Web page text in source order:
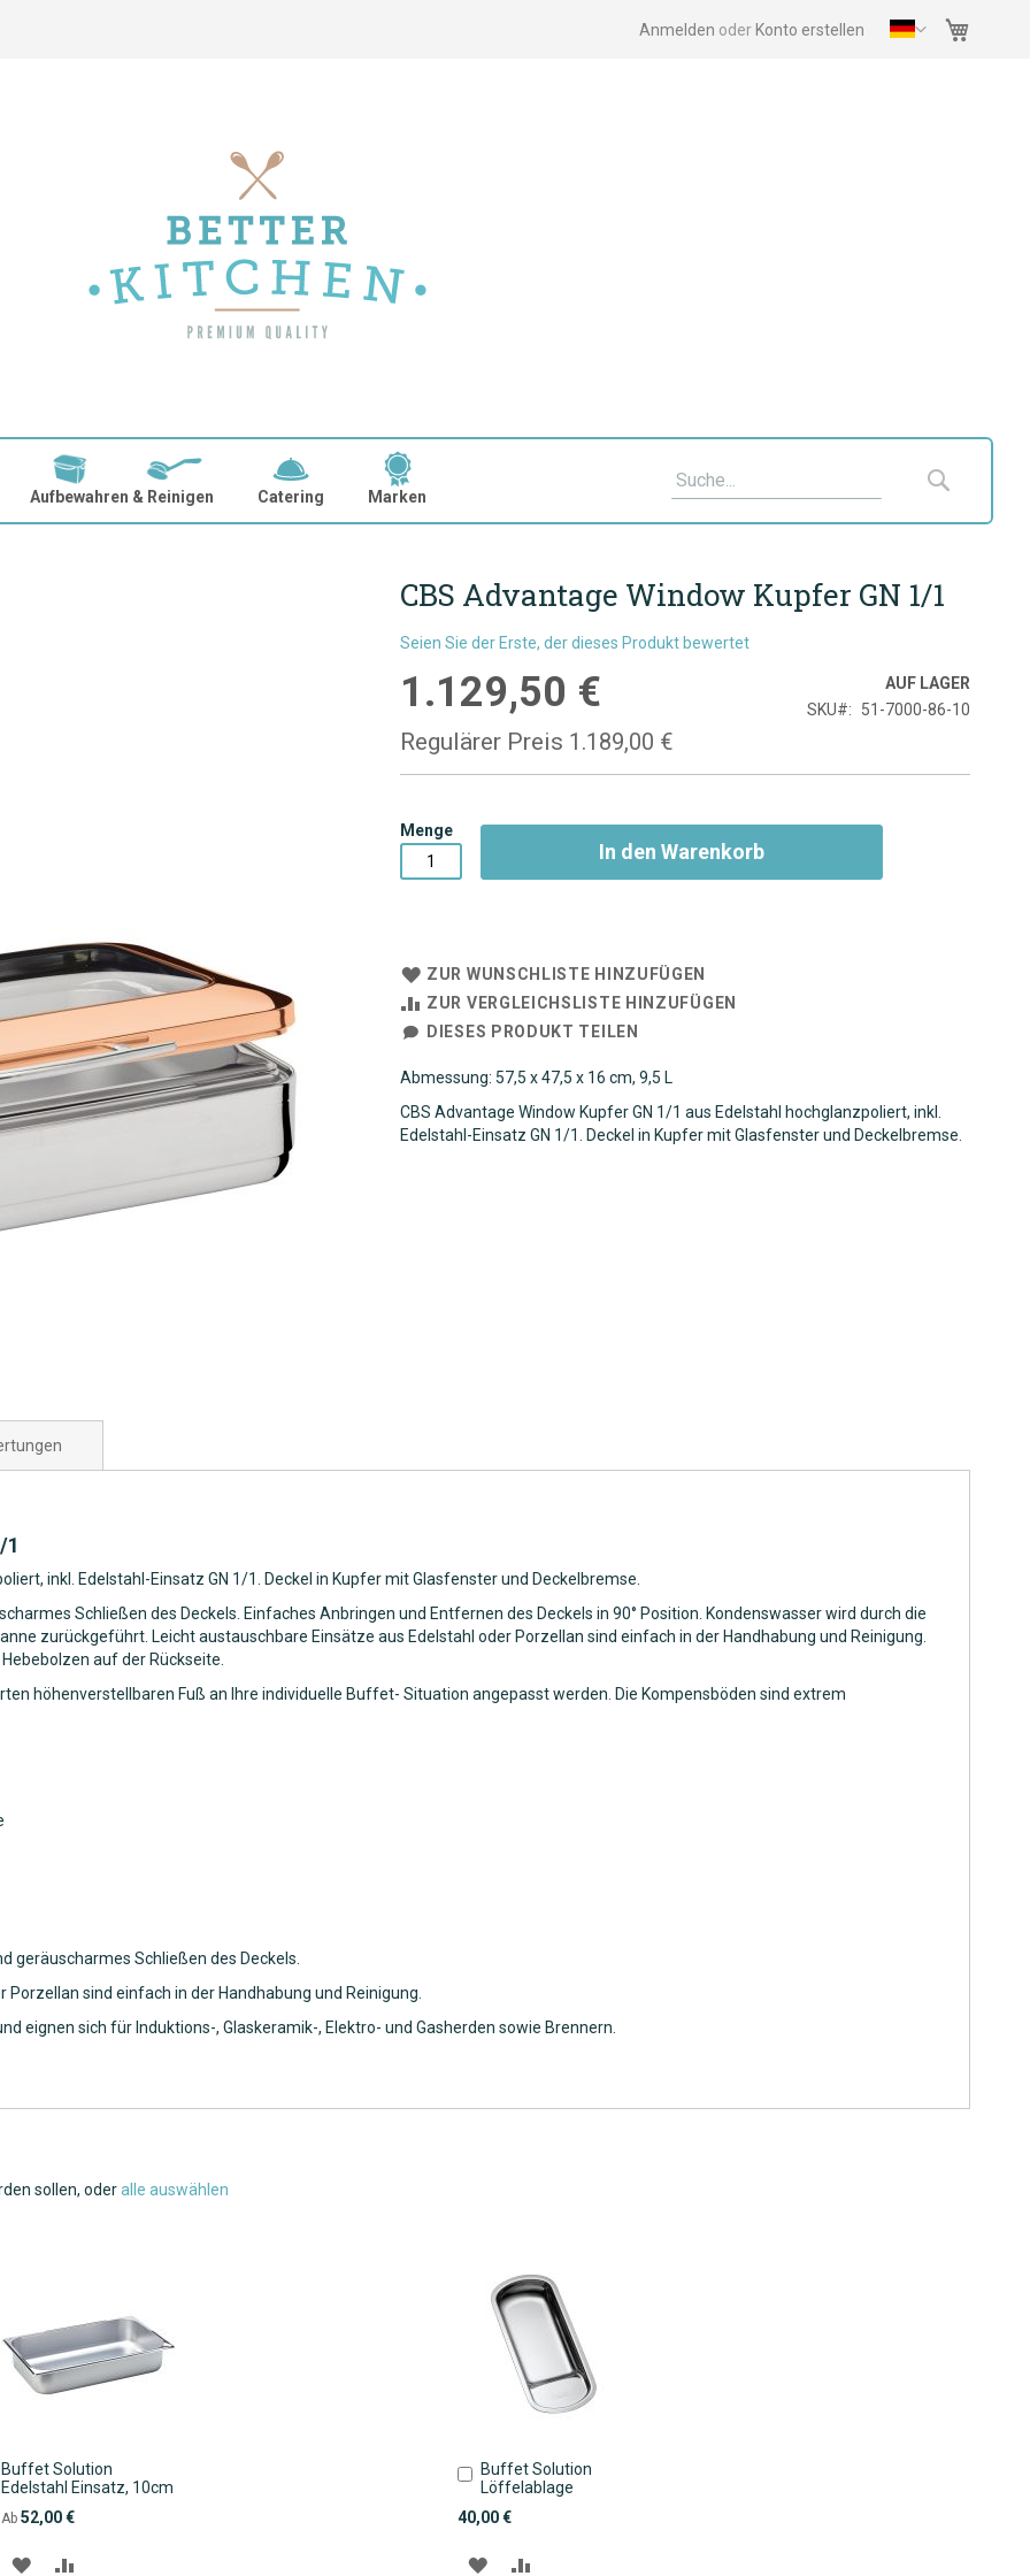
Anmelden Konto erstellen
Aufbewahren & Reinigen Catering Marken Suche
CBS Advantage Window Kupfer GN 1/1
Seien Sie der Erste, der dieses Produkt bewertet
Sonderpreis
1.129,50 €
Regulärer Preis 1.189,00 €
AUF LAGER
SKU
51-7000-86-10
Menge
In den Warenkorb
ZUR WUNSCHLISTE HINZUFÜGEN
ZUR VERGLEICHSLISTE HINZUFÜGEN
DIESES PRODUKT TEILEN
Abmessung: 57,5 x 47,5 x 16 cm, 9,5 L
CBS Advantage Window Kupfer GN 1/1 aus Edelstahl hochglanzpoliert, inkl.
Edelstahl-Einsatz GN 1/1. Deckel in Kupfer mit Glasfenster und Deckelbremse.
1
inkl. Edelstahl-Einsatz GN 1/1. Deckel in Kupfer mit Glasfenster und Deckelbremse.
Schließen des Deckels. Einfaches Anbringen und Entfernen des Deckels in 90° Position. Kondenswasser wird durch die
zurückgeführt. Leicht austauschbare Einsätze aus Edelstahl oder Porzellan sind einfach in der Handhabung und Reinigung.
auf der Rückseite.
höhenverstellbaren Fuß an Ihre individuelle Buffet- Situation angepasst werden. Die Kompensböden sind extrem
geräuscharmes Schließen des Deckels.
Porzellan sind einfach in der Handhabung und Reinigung.
eignen sich für Induktions-, Glaskeramik-, Elektro- und Gasherden sowie Brennern.
sollen, oderalle auswählen
Buffet Solution
Edelstahl Einsatz, 10cm
Ab 52,00 €
ZUR
Buffet Solution
Löffelablage
40,00 €
In
den
Warenkorb
ZUR